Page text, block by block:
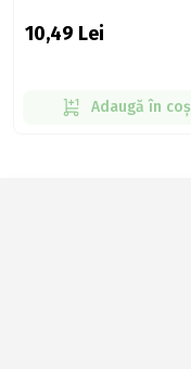
10,49 Lei
Adaugă în coș